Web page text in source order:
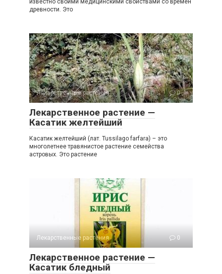
древности. Это
Лекарственные растения 0
Лекарственное растение —
Касатик желтейший
Касатик желтейший (лат. Tussilago farfara) – это
многолетнее травянистое растение семейства
астровых. Это растение
Лекарственные растения 0
Лекарственное растение —
Касатик бледный